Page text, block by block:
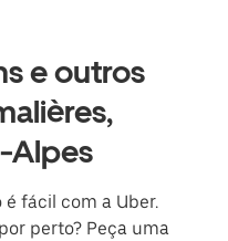
e outros
Alpes
fácil com a Uber.
perto? Peça uma